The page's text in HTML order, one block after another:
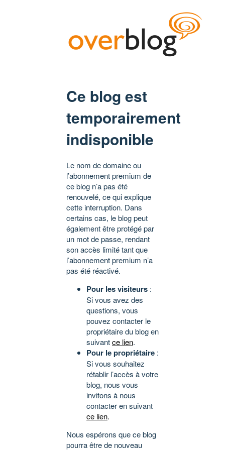
Ce blog est
temporairement
indisponible
Le nom de domaine ou
l’abonnement premium de
ce blog n’a pas été
renouvelé, ce qui explique
cette interruption. Dans
certains cas, le blog peut
également être protégé par
un mot de passe, rendant
son accès limité tant que
l’abonnement premium n’a
pas été réactivé.
Pour les visiteurs :
Si vous avez des
questions, vous
pouvez contacter le
propriétaire du blog en
suivantce lien.
Pour le propriétaire :
Si vous souhaitez
rétablir l’accès à votre
blog, nous vous
invitons à nous
contacter en suivant
ce lien.
Nous espérons que ce blog
pourra être de nouveau